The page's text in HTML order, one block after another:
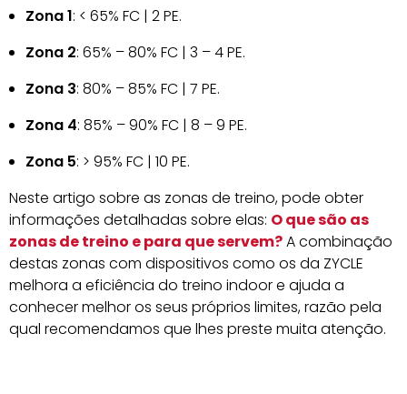
Zona 1: < 65% FC | 2 PE.
Zona 2: 65% – 80% FC | 3 – 4 PE.
Zona 3: 80% – 85% FC | 7 PE.
Zona 4: 85% – 90% FC | 8 – 9 PE.
Zona 5: > 95% FC | 10 PE.
Neste artigo sobre as zonas de treino, pode obter
informações detalhadas sobre elas: O que são as
zonas de treino e para que servem?A combinação
destas zonas com dispositivos como os da ZYCLE
melhora a eficiência do treino indoor e ajuda a
conhecer melhor os seus próprios limites, razão pela
qual recomendamos que lhes preste muita atenção.